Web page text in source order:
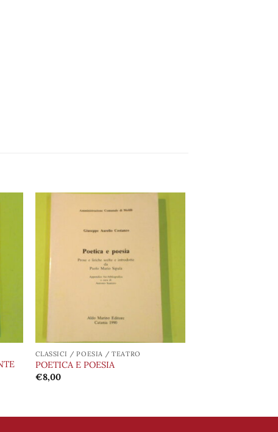
CLASSICI / POESIA / TEATRO
POETICA E POESIA
€8,00